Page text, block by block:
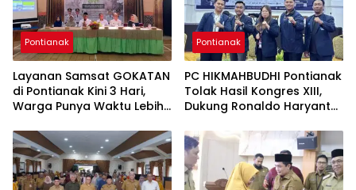
Pontianak
Layanan Samsat GOKATAN
di Pontianak Kini 3 Hari,
Warga Punya Waktu Lebih
Pontianak
PC HIKMAHBUDHI Pontianak
Tolak Hasil Kongres XIII,
Dukung Ronaldo Haryanto